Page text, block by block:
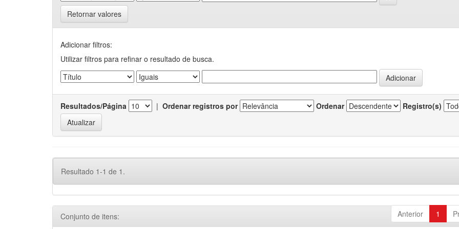
Retornar valores
Adicionar filtros:
Utilizar filtros para refinar o resultado de busca.
Resultados/Página | Ordenar registros por Ordenar Registro(s)
Resultado 1-1 de 1.
Anterior 1
Conjunto de itens: